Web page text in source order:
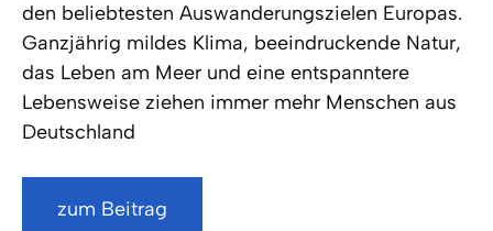
den beliebtesten Auswanderungszielen Europas.
Ganzjährig mildes Klima, beeindruckende Natur,
das Leben am Meer und eine entspanntere
Lebensweise ziehen immer mehr Menschen aus
Deutschland
zum Beitrag